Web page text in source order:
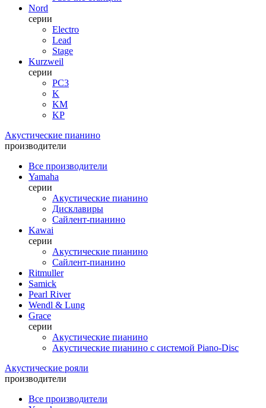
Nord
серии
Electro
Lead
Stage
Kurzweil
серии
PC3
K
KM
KP
Акустические пианино
производители
Все производители
Yamaha
серии
Акустические пианино
Дисклавиры
Сайлент-пианино
Kawai
серии
Акустические пианино
Сайлент-пианино
Ritmuller
Samick
Pearl River
Wendl & Lung
Grace
серии
Акустические пианино
Акустические пианино с системой Piano-Disc
Акустические рояли
производители
Все производители